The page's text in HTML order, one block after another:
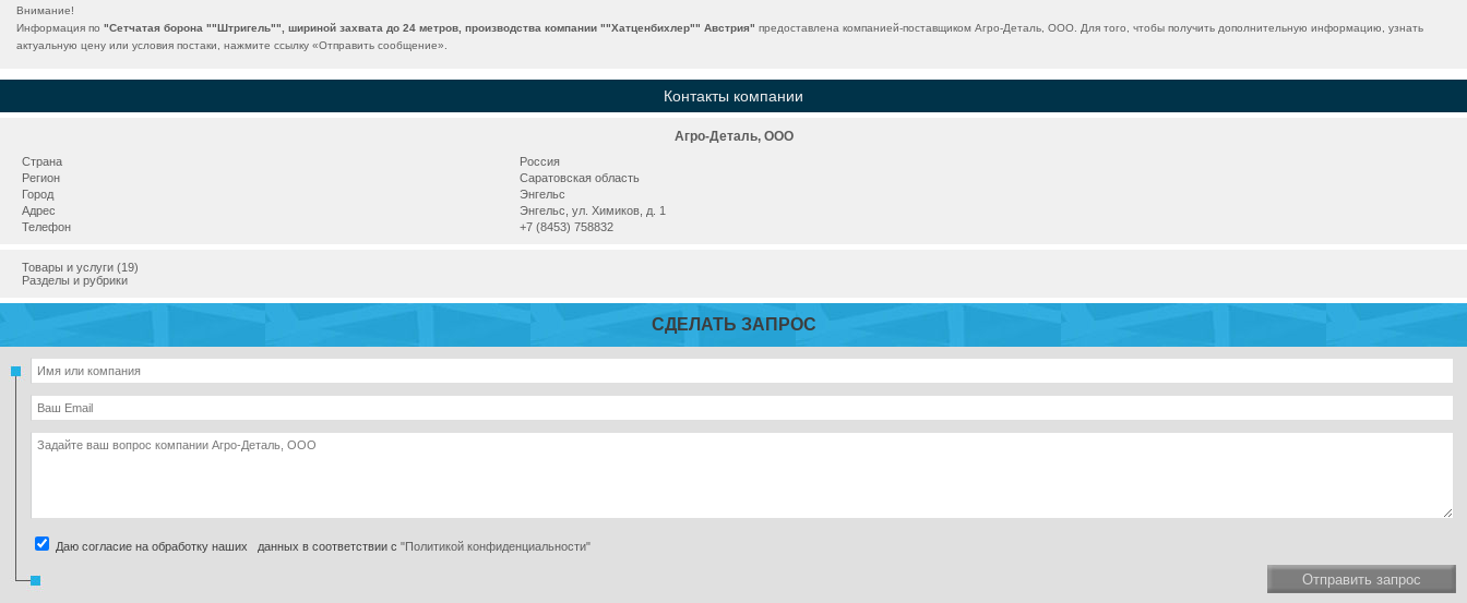
Внимание!
Информация по "Сетчатая борона ""Штригель"", шириной захвата до 24 метров, производства компании ""Хатценбихлер"" Австрия" предоставлена компанией-поставщиком Агро-Деталь, ООО. Для того, чтобы получить дополнительную информацию, узнать
актуальную цену или условия постаки, нажмите ссылку «Отправить сообщение».
Контакты компании
Агро-Деталь, ООО
Страна
Россия
Регион
Саратовская область
Город
Энгельс
Адрес
Энгельс, ул. Химиков, д. 1
Телефон
+7 (8453) 758832
Товары и услуги (19)
Разделы и рубрики
СДЕЛАТЬ ЗАПРОС
Даю согласие на обработку наших данных в соответствии с "Политикой конфиденциальности"
Отправить запрос